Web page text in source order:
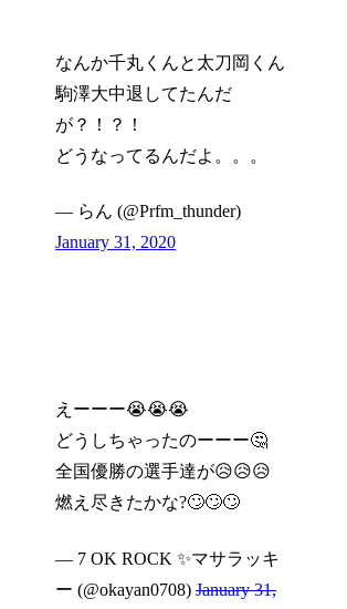
なんか千丸くんと太刀岡くん
駒澤大中退してたんだ
が？！？！
どうなってるんだよ。。。
— らん (@Prfm_thunder)
January 31, 2020
えーーー😭😭😭
どうしちゃったのーーー🤔
全国優勝の選手達が😥😥😥
燃え尽きたかな?🙄🙄🙄
— 7 OK ROCK ✨マサラッキ
ー (@okayan0708)January 31,